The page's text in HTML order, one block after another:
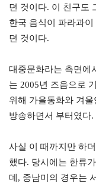
던 것이다. 이 친구도
한국 음식이 파라과
던 것이다.
대중문화라는 측면에
는 2005년 즈음으로
위해 가을동화와 겨
방송하면서 부터였다.
사실 이 때까지만 하
했다. 당시에는 한류
데, 중남미의 경우는